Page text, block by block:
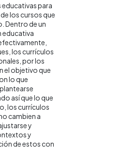
para
los cursos que
Dentro de un
educativa
los currículos
por los
el objetivo que
lo que
así que lo que
los currículos
cambien a
y
y
de estos con